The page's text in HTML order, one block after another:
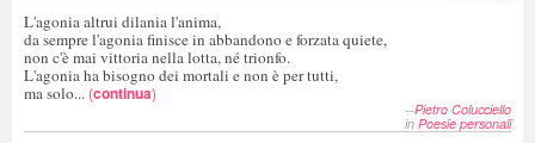
L'agonia altrui dilania l'anima,
da sempre l'agonia finisce in abbandono e forzata quiete,
non c'è mai vittoria nella lotta, né trionfo.
L'agonia ha bisogno dei mortali e non è per tutti,
ma solo... (continua)
--Pietro Colucciello
in Poesie personali